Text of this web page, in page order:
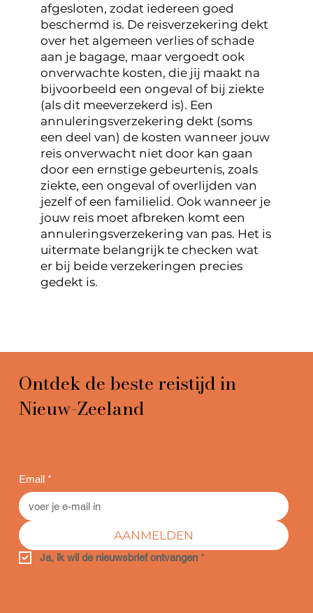
afgesloten, zodat iedereen goed
beschermd is. De reisverzekering dekt
over het algemeen verlies of schade
aan je bagage, maar vergoedt ook
onverwachte kosten, die jij maakt na
bijvoorbeeld een ongeval of bij ziekte
(als dit meeverzekerd is). Een
annuleringsverzekering dekt (soms
een deel van) de kosten wanneer jouw
reis onverwacht niet door kan gaan
door een ernstige gebeurtenis, zoals
ziekte, een ongeval of overlijden van
jezelf of een familielid. Ook wanneer je
jouw reis moet afbreken komt een
annuleringsverzekering van pas. Het is
uitermate belangrijk te checken wat
er bij beide verzekeringen precies
gedekt is.
Ontdek de beste reistijd in
Nieuw-Zeeland
Email *
AANMELDEN
Ja, ik wil de nieuwsbrief ontvangen *